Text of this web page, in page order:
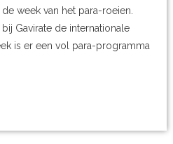
week van het para-roeien.
Gavirate de internationale
is er een vol para-programma